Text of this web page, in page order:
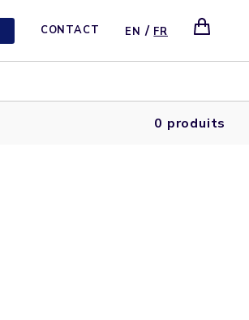
CONTACT EN / FR
0 produits